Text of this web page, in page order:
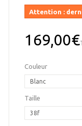
Attention :
169,00€
Couleur
Blanc
Taille
38f